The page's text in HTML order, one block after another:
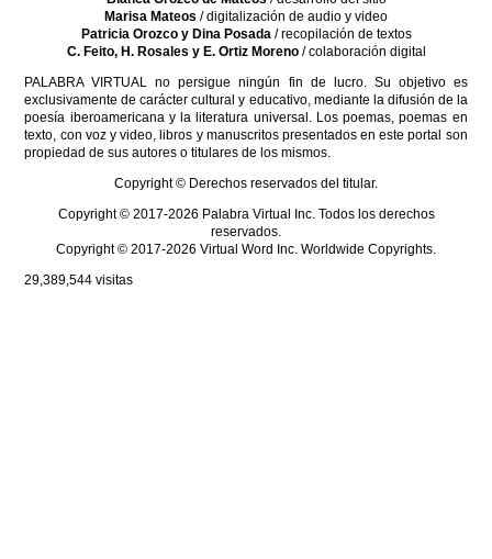
Marisa Mateos / digitalización de audio y video
Patricia Orozco y Dina Posada/ recopilación de textos
C. Feito, H. Rosales y E. Ortiz Moreno/ colaboración digital
PALABRA VIRTUAL no persigue ningún fin de lucro. Su objetivo es
exclusivamente de carácter cultural y educativo, mediante la difusión de la
poesía iberoamericana y la literatura universal. Los poemas, poemas en
texto, con voz y video, libros y manuscritos presentados en este portal son
propiedad de sus autores o titulares de los mismos.
Copyright © Derechos reservados del titular.
Copyright © 2017-2026 Palabra Virtual Inc. Todos los derechos
reservados.
Copyright © 2017-2026 Virtual Word Inc. Worldwide Copyrights.
29,389,544 visitas